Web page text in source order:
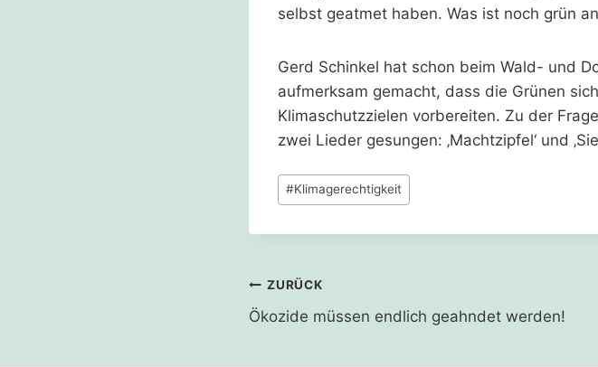
selbst geatmet haben. Was ist noch grün
Gerd Schinkel hat schon beim Wald- und
aufmerksam gemacht, dass die Grünen
Klimaschutzzielen vorbereiten. Zu der
zwei Lieder gesungen: ‚Machtzipfel‘ und
Schlagworte:
#Klimagerechtigkeit
Beitragsnavigation
ZURÜCK
Ökozide müssen endlich geahndet werden!